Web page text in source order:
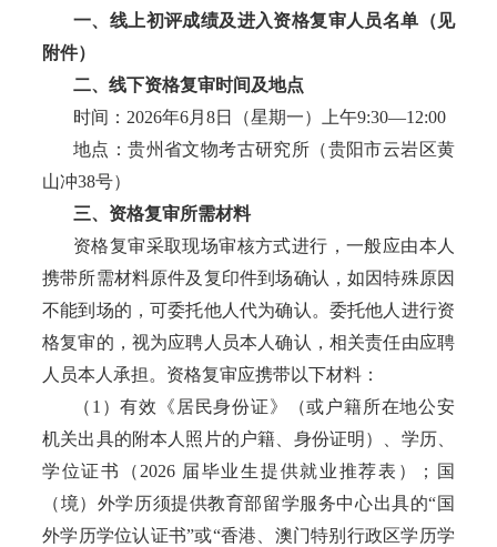
一、线上初评成绩及进入资格复审人员名单（见
附件）
二、线下资格复审时间及地点
时间： 2026年6月8日（星期一）上午9:30—12:00
地点：贵州省文物考古研究所（贵阳市云岩区黄
山冲38号）
三、资格复审所需材料
资格复审采取现场审核方式进行，一般应由本人
携带所需材料原件及复印件到场确认，如因特殊原因
不能到场的，可委托他人代为确认。委托他人进行资
格复审的，视为应聘人员本人确认，相关责任由应聘
人员本人承担。资格复审应携带以下材料：
（ 1）有效《居民身份证》（或户籍所在地公安
机关出具的附本人照片的户籍、身份证明）、学历、
学位证书（2026 届毕业生提供就业推荐表）；国
（境）外学历须提供教育部留学服务中心出具的“国
外学历学位认证书”或“香港、澳门特别行政区学历学